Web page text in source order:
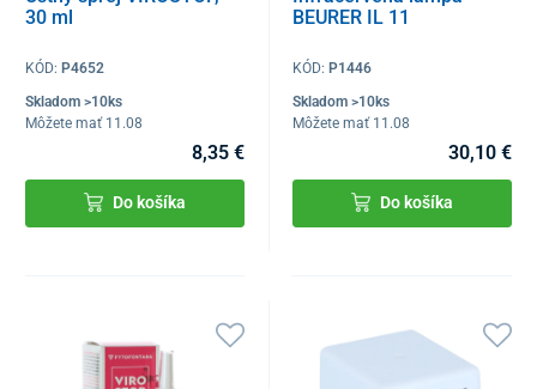
30 ml
KÓD: P4652
Skladom >10ks
Môžete mať 11.08
8,35 €
Do košíka
BEURER IL 11
KÓD:P1446
Skladom >10ks
Môžete mať 11.08
30,10 €
Do košíka